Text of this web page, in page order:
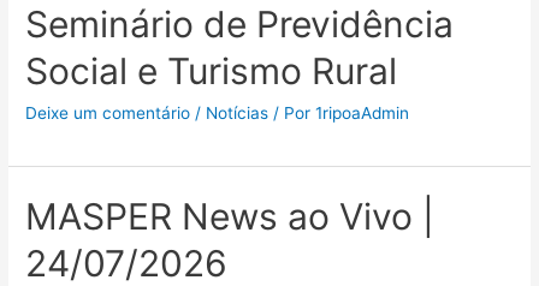
Seminário de Previdência
Social e Turismo Rural
Deixe um comentário / Notícias / Por1ripoaAdmin
MASPER News ao Vivo |
24/07/2026